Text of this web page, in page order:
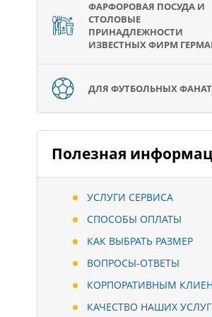
ФАРФОРОВАЯ ПОСУДА И
СТОЛОВЫЕ
ПРИНАДЛЕЖНОСТИ
ИЗВЕСТНЫХ ФИРМ
ДЛЯ ФУТБОЛЬНЫХ
Полезная
УСЛУГИ СЕРВИСА
СПОСОБЫ ОПЛАТЫ
КАК ВЫБРАТЬ РАЗМЕР
ВОПРОСЫ-ОТВЕТЫ
КОРПОРАТИВНЫМ
КАЧЕСТВО НАШИХ УСЛУГ